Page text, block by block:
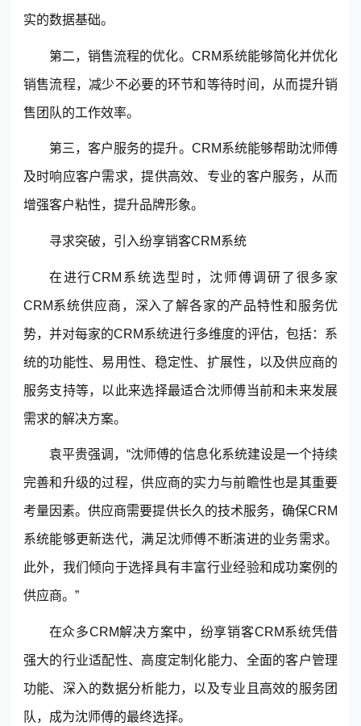
实的数据基础。
第二，销售流程的优化。CRM系统能够简化并优化
销售流程，减少不必要的环节和等待时间，从而提升销
售团队的工作效率。
第三，客户服务的提升。CRM系统能够帮助沈师傅
及时响应客户需求，提供高效、专业的客户服务，从而
增强客户粘性，提升品牌形象。
寻求突破，引入纷享销客CRM系统
在进行CRM系统选型时，沈师傅调研了很多家
CRM系统供应商，深入了解各家的产品特性和服务优
势，并对每家的CRM系统进行多维度的评估，包括：系
统的功能性、易用性、稳定性、扩展性，以及供应商的
服务支持等，以此来选择最适合沈师傅当前和未来发展
需求的解决方案。
袁平贵强调，“沈师傅的信息化系统建设是一个持续
完善和升级的过程，供应商的实力与前瞻性也是其重要
考量因素。供应商需要提供长久的技术服务，确保CRM
系统能够更新迭代，满足沈师傅不断演进的业务需求。
此外，我们倾向于选择具有丰富行业经验和成功案例的
供应商。”
在众多CRM解决方案中， 纷享销客CRM系统凭借
强大的行业适配性、高度定制化能力、全面的客户管理
功能、深入的数据分析能力，以及专业且高效的服务团
队，成为沈师傅的最终选择。